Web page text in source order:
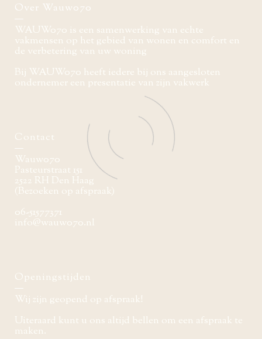
Over Wauw070
WAUW070 is een samenwerking van echte
vakmensen op het gebied van wonen en comfort en
de verbetering van uw woning
Bij WAUW070 heeft iedere bij ons aangesloten
ondernemer een presentatie van zijn vakwerk
Contact
Wauw070
Pasteurstraat 151
2522 RH Den Haag
(Bezoeken op afspraak)
06-51577371
info@wauw070.nl
Openingstijden
Wij zijn geopend op afspraak!
Uiteraard kunt u ons altijd bellen om een afspraak te
maken.